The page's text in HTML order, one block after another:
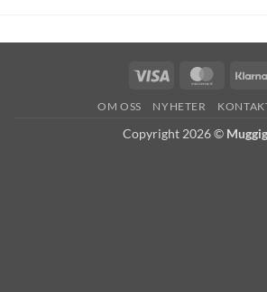
Visa
OM OSS NYHETER
Copyright 2026 ©